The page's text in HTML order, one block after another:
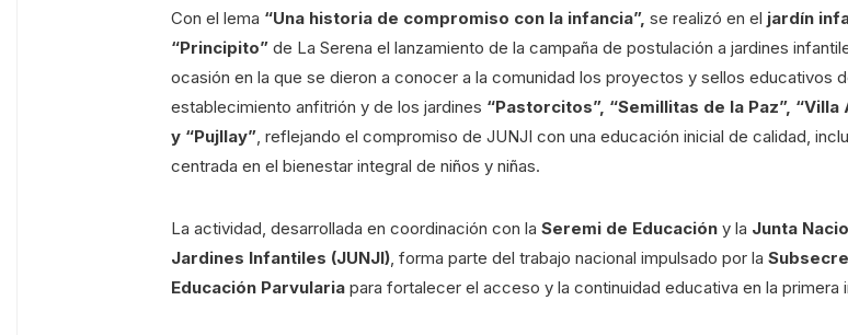
Con el lema “Una historia de compromiso con la infancia”, se realizó en el jardín
“Principito” de La Serena el lanzamiento de la campaña de postulación a jardines
ocasión en la que se dieron a conocer a la comunidad los proyectos y sellos educativos
establecimiento anfitrión y de los jardines “Pastorcitos”, “Semillitas de la Paz”, “Villa
y “Pujllay”, reflejando el compromiso de JUNJI con una educación inicial de calidad,
centrada en el bienestar integral de niños y niñas.
La actividad, desarrollada en coordinación con la Seremi de Educación y la Junta
Jardines Infantiles (JUNJI), forma parte del trabajo nacional impulsado por la
Educación Parvularia para fortalecer el acceso y la continuidad educativa en la primera